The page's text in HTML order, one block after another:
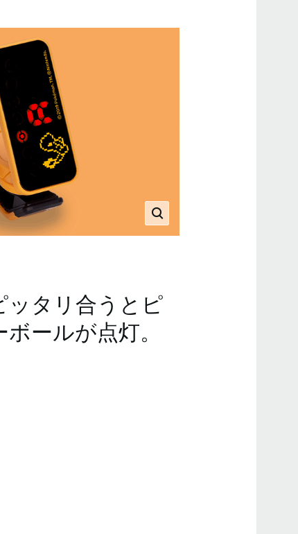
ッタリ合うとピ
ールが点灯。